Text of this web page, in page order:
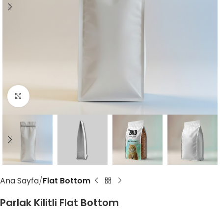
Büyütmek için tıklayın
Ana Sayfa Flat Bottom
Parlak Kilitli Flat Bottom